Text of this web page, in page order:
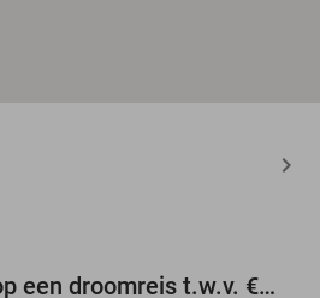
Maak gratis kans op een droomreis t.w.v. €3.000!